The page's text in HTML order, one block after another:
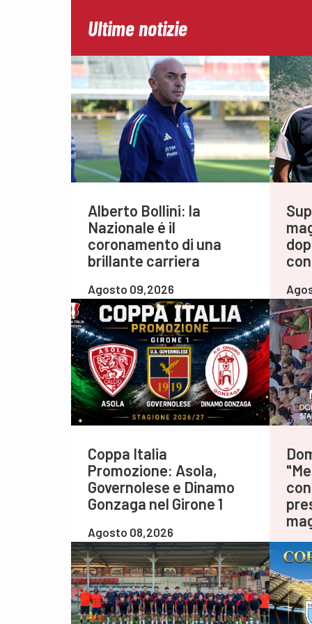
Ultime notizie
Alberto Bollini: la
Nazionale é il
coronamento di una
brillante carriera
Agosto 09,2026
Coppa Italia
Promozione: Asola,
Governolese e Dinamo
Gonzaga nel Girone 1
Agosto 08,2026